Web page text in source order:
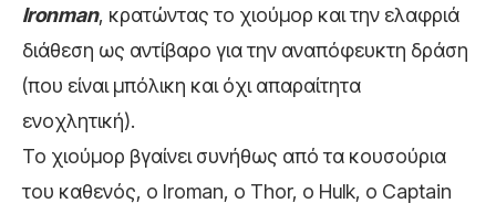
Ironman, κρατώντας το χιούμορ και την ελαφριά
διάθεση ως αντίβαρο για την αναπόφευκτη δράση
(που είναι μπόλικη και όχι απαραίτητα
ενοχλητική).
Το χιούμορ βγαίνει συνήθως από τα κουσούρια
του καθενός, ο Iroman, ο Thor, ο Hulk, ο Captain